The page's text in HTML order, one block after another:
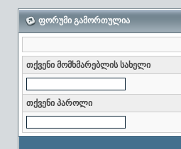
ფორუმი გამორთულია
თქვენი მომხმარებლის სახელი
თქვენი პაროლი